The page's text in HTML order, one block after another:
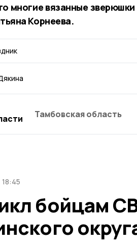
многие вязанные
Корнеева.
Тамбовская область
бойцам